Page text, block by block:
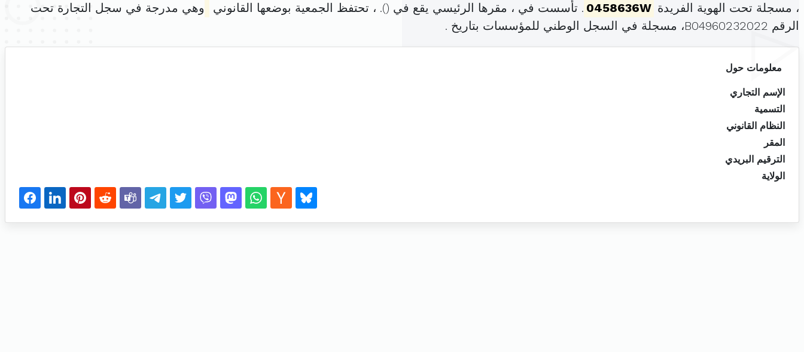
، مسجلة تحت الهوية الفريدة 0458636W . تأسست في ، مقرها الرئيسي يقع في (). ، تحتفظ الجمعية بوضعها القانوني
وهي مدرجة في سجل التجارة تحت
الرقم B04960232022، مسجلة في السجل الوطني للمؤسسات بتاريخ .
معلومات حول
الإسم التجاري
التسمية
النظام القانوني
المقر
الترقيم البريدي
الولاية